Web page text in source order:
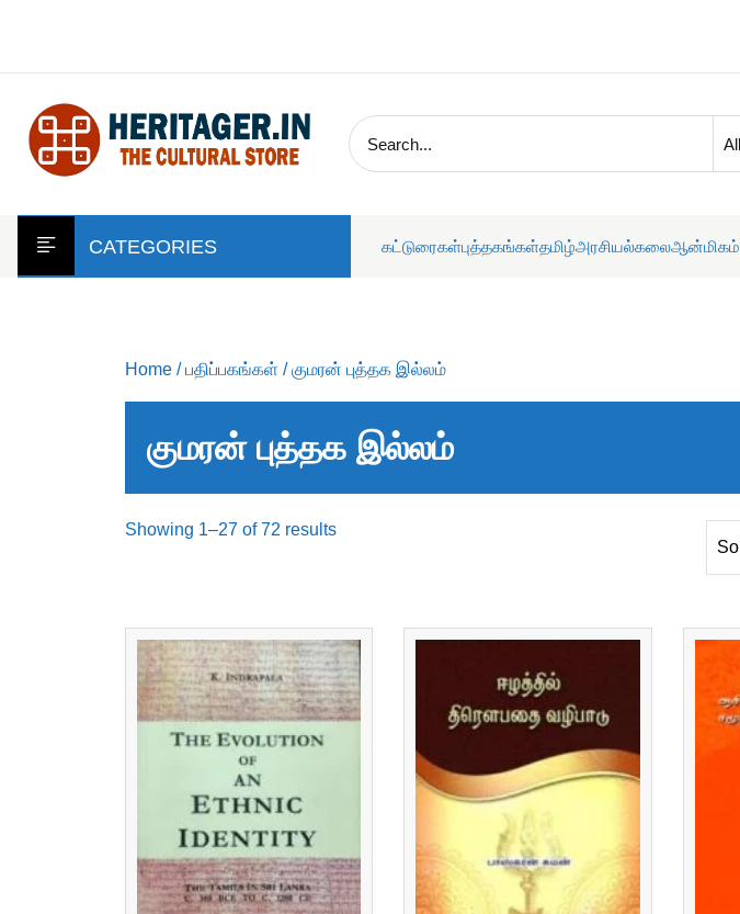
CATEGORIES கட்டுரைகள்புத்தகங்கள்தமிழ்அரசியல்கலைஆன்மிகம்
Home /பதிப்பகங்கள் / குமரன் புத்தக இல்லம்
குமரன் புத்தக இல்லம்
Showing 1–27 of 72 resultsSorted